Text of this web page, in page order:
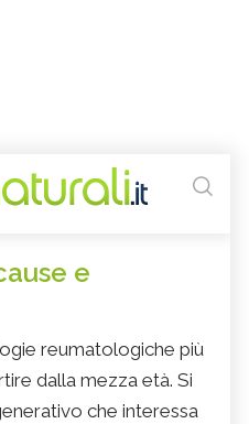
e
reumatologiche più
dalla mezza età. Si
che interessa